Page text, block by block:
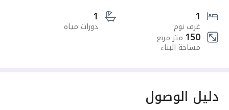
1
غرف نوم
1
دورات مياه
150 متر مربع
مساحة البناء
دليل الوصول